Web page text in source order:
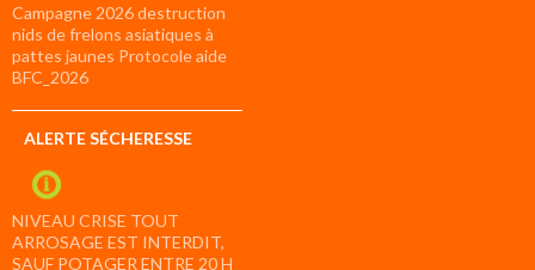
Campagne 2026 destruction
nids de frelons asiatiques à
pattes jaunes Protocole aide
BFC_2026
ALERTE SÉCHERESSE
NIVEAU CRISE TOUT
ARROSAGE EST INTERDIT,
SAUF POTAGER ENTRE 20 H